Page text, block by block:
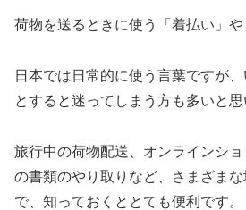
荷物を送るときに使う「着払い」や
日本では日常的に使う言葉ですが
とすると迷ってしまう方も多いと思
旅行中の荷物配送、オンラインシ
の書類のやり取りなど、さまざま
で、知っておくととても便利です。